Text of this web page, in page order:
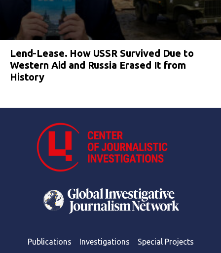
Lend-Lease. How USSR Survived Due to
Western Aid and Russia Erased It from
History
Publications Investigations Special Projects